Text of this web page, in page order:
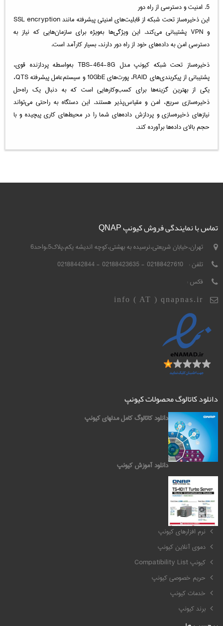
5. امنیت و دسترسی از راه دور
این ذخیره‌ساز تحت شبکه از قابلیت‌های امنیتی پیشرفته مانند SSL encryption
و VPN پشتیبانی می‌کند. این ویژگی‌ها به‌ویژه برای سازمان‌هایی که نیاز به
دسترسی امن به داده‌های خود از راه دور دارند، بسیار کارآمد است.
ذخیره‌ساز تحت شبکه کیونپ مدل TBS-464-8G به‌واسطه پردازنده قوی،
پشتیبانی از پیکربندی‌های RAID، پورت‌های 10GbE و سیستم‌عامل پیشرفته QTS،
یکی از بهترین گزینه‌ها برای کسب‌وکارهایی است که به دنبال یک راه‌حل
ذخیره‌سازی سریع، امن و مقیاس‌پذیر هستند. این دستگاه به راحتی می‌تواند
نیازهای ذخیره‌سازی و پردازش داده‌های شما را در محیط‌های کاری پیچیده و با
حجم بالای داده‌ها برآورده کند.
تماس با نمایندگی فروش کیونپ QNAP
تهران،خیابان شریعتی،نرسیده به بهشتی،کوچه اندیشه یکم،پلاک5،واحد6
تلفن : 02188427610 - 02188423635 - 02188442844
فکس :
info ( AT ) qnapnas.ir
دانلود کاتالوگ محصولات کیونپ
دانلود کاتالوگ کامل مدلهای کیونپ
دانلود آموزش کیونپ
کیونپ QNAP
نرم افزارهای کیونپ
دموی آنلاین کیونپ
کیونپ Compatibility List
حریم خصوصی کیونپ
خدمات کیونپ
برند کیونپ